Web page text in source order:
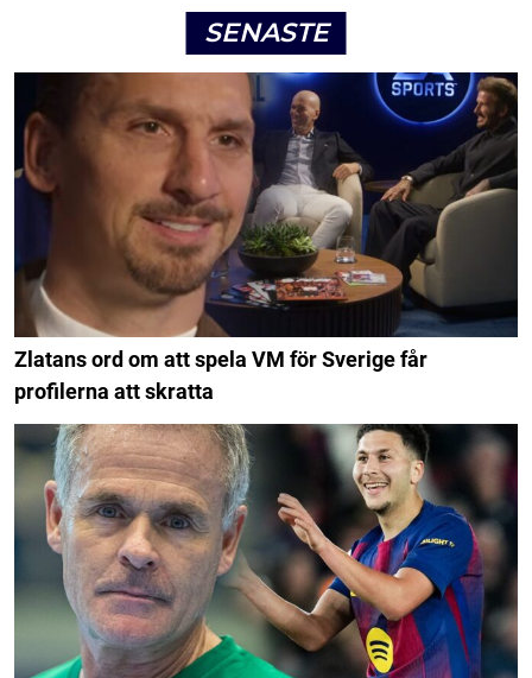
SENASTE
Zlatans ord om att spela VM för Sverige får
profilerna att skratta